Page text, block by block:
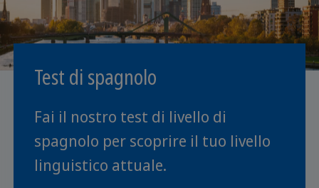
Test di spagnolo
Fai il nostro test di livello di
spagnolo per scoprire il tuo livello
linguistico attuale.